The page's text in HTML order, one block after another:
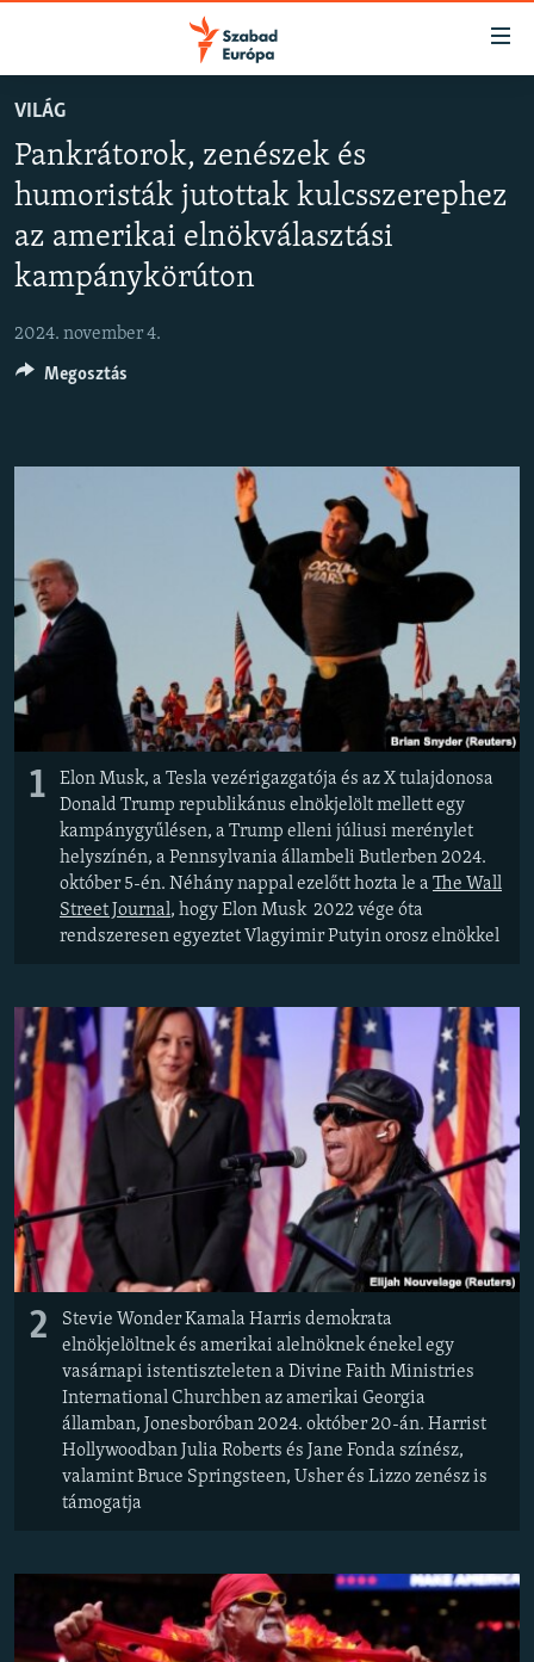
Akadálymentes
Ugrás
oldalra
tartalomjegyzékre
keresésre
AKTUÁLIS
PODCASTOK
ELEMZŐ
NER15
SZABADON
DEMOKRÁCIA
EURÓPAI UNIÓ
VILÁG
KLÍMAVÁLTOZÁS
A MÚLT TANULSÁGAI
KÖVESSEN MINKET!
Valamennyi RFE/RL weboldal
VILÁG
Pankrátorok, zenészek és
humoristák jutottak kulcsszerephez
az amerikai elnökválasztási
kampánykörúton
2024. november 4.
1
Elon Musk, a Tesla vezérigazgatója és az X tulajdonosa
Donald Trump republikánus elnökjelölt mellett egy
kampánygyűlésen, a Trump elleni júliusi merénylet
helyszínén, a Pennsylvania állambeli Butlerben 2024.
október 5-én. Néhány nappal ezelőtt hozta le a The Wall
Street Journal, hogy Elon Musk 2022 vége óta
rendszeresen egyeztet Vlagyimir Putyin orosz elnökkel
2
Stevie Wonder Kamala Harris demokrata
elnökjelöltnek és amerikai alelnöknek énekel egy
vasárnapi istentiszteleten a Divine Faith Ministries
International Churchben az amerikai Georgia
államban, Jonesboróban 2024. október 20-án. Harrist
Hollywoodban Julia Roberts és Jane Fonda színész,
valamint Bruce Springsteen, Usher és Lizzo zenész is
támogatja
Megosztás
FELIRATKOZÁS
Spotify